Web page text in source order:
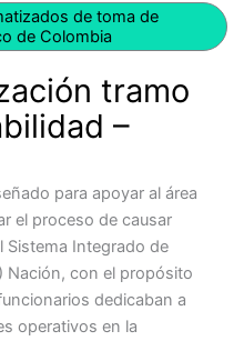
de toma de
de Colombia
tramo
–
para apoyar al área
el proceso de causar
Sistema Integrado de
Nación, con el propósito
dedicaban a
operativos en la